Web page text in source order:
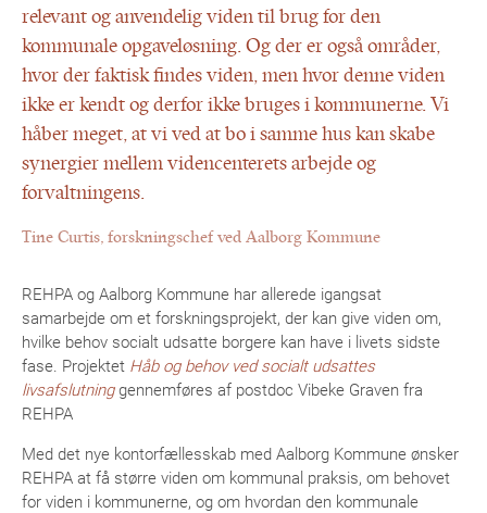
relevant og anvendelig viden til brug for den
kommunale opgaveløsning. Og der er også områder,
hvor der faktisk findes viden, men hvor denne viden
ikke er kendt og derfor ikke bruges i kommunerne. Vi
håber meget, at vi ved at bo i samme hus kan skabe
synergier mellem videncenterets arbejde og
forvaltningens.
Tine Curtis, forskningschef ved Aalborg Kommune
REHPA og Aalborg Kommune har allerede igangsat
samarbejde om et forskningsprojekt, der kan give viden om,
hvilke behov socialt udsatte borgere kan have i livets sidste
fase. Projektet Håb og behov ved socialt udsattes
livsafslutninggennemføres af postdoc Vibeke Graven fra
REHPA
Med det nye kontorfællesskab med Aalborg Kommune ønsker
REHPA at få større viden om kommunal praksis, om behovet
for viden i kommunerne, og om hvordan den kommunale